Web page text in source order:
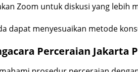
Zoom untuk diskusi yang lebih
dapat menyesuaikan metode
Perceraian Jakarta